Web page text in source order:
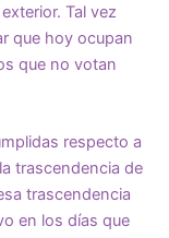
Tal vez
que hoy ocupan
que no votan
respecto a
trascendencia de
trascendencia
en los días que